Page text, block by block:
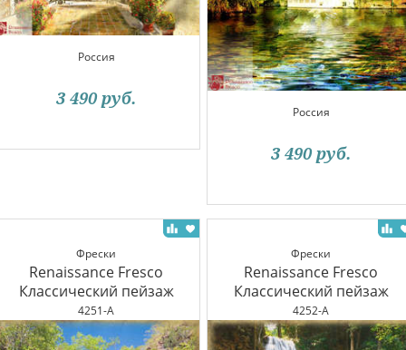
Россия
3 490 руб.
Россия
3 490 руб.
Фрески
Renaissance Fresco
Классический пейзаж
4251-A
Фрески
Renaissance Fresco
Классический пейзаж
4252-A